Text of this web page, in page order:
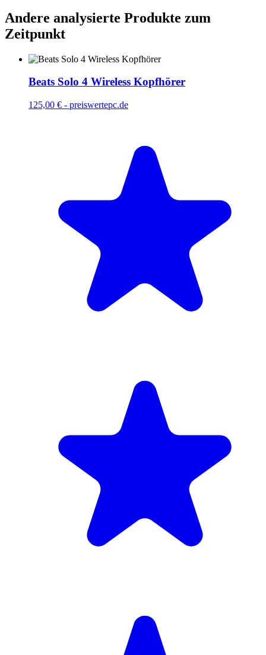
Andere analysierte Produkte zum
Zeitpunkt
Beats Solo 4 Wireless Kopfhörer
125,00 € - preiswertepc.de